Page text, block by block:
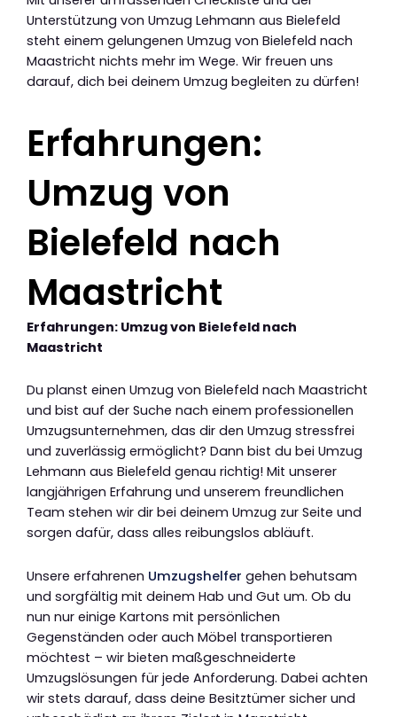
Unterstützung von Umzug Lehmann aus Bielefeld
steht einem gelungenen Umzug von Bielefeld nach
Maastricht nichts mehr im Wege. Wir freuen uns
darauf, dich bei deinem Umzug begleiten zu dürfen!
Erfahrungen:
Umzug von
Bielefeld nach
Maastricht
Erfahrungen: Umzug von Bielefeld nach
Maastricht
Du planst einen Umzug von Bielefeld nach Maastricht
und bist auf der Suche nach einem professionellen
Umzugsunternehmen, das dir den Umzug stressfrei
und zuverlässig ermöglicht? Dann bist du bei Umzug
Lehmann aus Bielefeld genau richtig! Mit unserer
langjährigen Erfahrung und unserem freundlichen
Team stehen wir dir bei deinem Umzug zur Seite und
sorgen dafür, dass alles reibungslos abläuft.
Unsere erfahrenen Umzugshelfer gehen behutsam
und sorgfältig mit deinem Hab und Gut um. Ob du
nun nur einige Kartons mit persönlichen
Gegenständen oder auch Möbel transportieren
möchtest – wir bieten maßgeschneiderte
Umzugslösungen für jede Anforderung. Dabei achten
wir stets darauf, dass deine Besitztümer sicher und